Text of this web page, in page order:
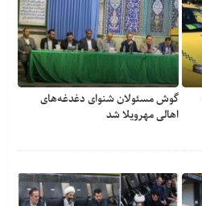
گوش مسئولان شنوای دغدغه‎‌های
اهالی مهرویلا شد